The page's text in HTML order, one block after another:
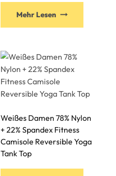
Mehr Lesen
Weißes Damen 78% Nylon
+ 22% Spandex Fitness
Camisole Reversible Yoga
Tank Top